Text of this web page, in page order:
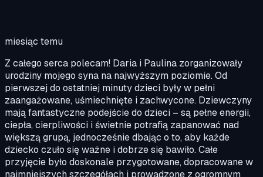
miesiąc temu
Z całego serca polecam! Daria i Paulina zorganizowały
urodziny mojego syna na najwyższym poziomie. Od
pierwszej do ostatniej minuty dzieci były w pełni
zaangażowane, uśmiechnięte i zachwycone. Dziewczyny
mają fantastyczne podejście do dzieci – są pełne energii,
ciepła, cierpliwości i świetnie potrafią zapanować nad
większą grupą, jednocześnie dbając o to, aby każde
dziecko czuło się ważne i dobrze się bawiło. Całe
przyjęcie było doskonale przygotowane, dopracowane w
najmniejszych szczegółach i prowadzone z ogromnym